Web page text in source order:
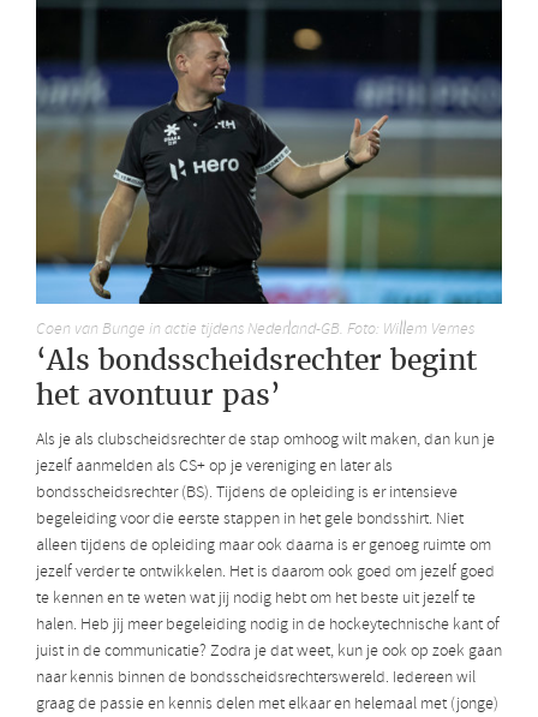
Coen van Bunge in actie tijdens Nederland-GB. Foto: Willem Vernes
‘Als bondsscheidsrechter begint
het avontuur pas’
Als je als clubscheidsrechter de stap omhoog wilt maken, dan kun je
jezelf aanmelden als CS+ op je vereniging en later als
bondsscheidsrechter (BS). Tijdens de opleiding is er intensieve
begeleiding voor die eerste stappen in het gele bondsshirt. Niet
alleen tijdens de opleiding maar ook daarna is er genoeg ruimte om
jezelf verder te ontwikkelen. Het is daarom ook goed om jezelf goed
te kennen en te weten wat jij nodig hebt om het beste uit jezelf te
halen. Heb jij meer begeleiding nodig in de hockeytechnische kant of
juist in de communicatie? Zodra je dat weet, kun je ook op zoek gaan
naar kennis binnen de bondsscheidsrechterswereld. Iedereen wil
graag de passie en kennis delen met elkaar en helemaal met (jonge)